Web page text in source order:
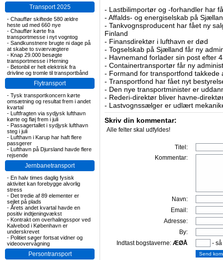
Transport 2025
- Chauffør skiftede 580 ældre
heste ud med 660 nye
- Chauffør kørte fra
transportmesse i nyt vogntog
- Sandkunstnere brugte ni dage på
at skabe to sværvægtere
- Knap 29.000 besøgte
transportmesse i Herning
- Betonbil er helt elektrisk fra
drivline og tromle til transportbånd
Flytransport
- Tysk transportkoncern kørte
omsætning og resultat frem i andet
kvartal
- Luftfragten via sydjysk lufthavn
kørte og fløj frem i juli
- Passagertallet i sydjysk lufthavn
steg i juli
- Lufthavn i Karup har haft flere
passgerer
- Lufthavn på Djursland havde flere
rejsende
Jernbanetransport
- En halv times daglig fysisk
aktivitet kan forebygge alvorlig
stress
- Det tredie af 89 elementer er
sejlet på plads
- Årets andet kvartal havde en
positiv indtjeningvækst
- Kontrakt om overhalingsspor ved
Kalvebod i København er
underskrevet
- Politiet søger fortsat vidner og
videoovervågning
Persontransport
- Lastbilimportør og -forhandler har
- Affalds- og energiselskab på
- Tankvognsproducent har fået ny
Finland
- Finansdirektør i lufthavn er død
- Togselskab på Sjælland får ny
- Havnemand forlader sin post efter
- Containertransportør får ny
- Formand for transportfond takkede
- Transportfond har fået nyt
- Den nye transportminister er
- Rederi-direktør bliver havne-
- Lastvognssælger er udlært
Skriv din kommentar:
Alle felter skal udfyldes!
Titel:
Kommentar:
Navn:
Email:
Adresse:
By:
Indtast bogstaverne: ÆØÅ -